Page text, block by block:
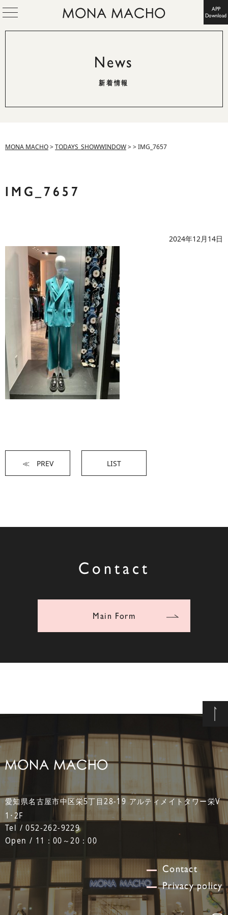
APP
Download
News
新着情報
MONA MACHO>TODAYS_SHOWWINDOW>>IMG_7657
IMG_7657
2024年12月14日
≪ PREV LIST
Contact
Main Form
愛知県名古屋市中区栄5丁目28-19 アルティメイトタワー栄V
1･2F
Tel / 052-262-9229
Open / 11：00～20：00
Contact
Privacy policy